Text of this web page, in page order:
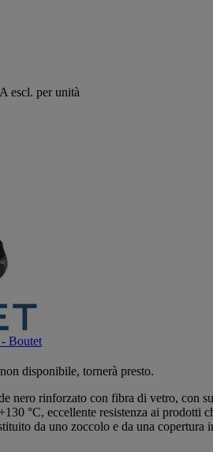
escl. per unità
Boutet
disponibile, tornerà presto.
nero rinforzato con fibra di vetro, con
°C, eccellente resistenza ai prodotti
da uno zoccolo e da una copertura